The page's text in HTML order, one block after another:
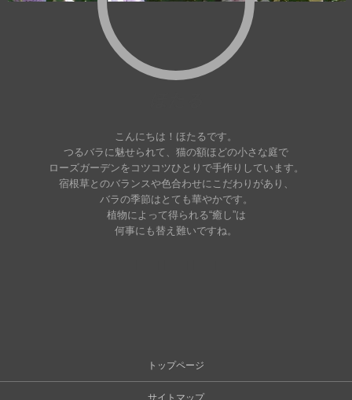
こんにちは！ほたるです。
つるバラに魅せられて、猫の額ほどの小さな庭で
ローズガーデンをコツコツひとりで手作りしています。
宿根草とのバランスや色合わせにこだわりがあり、
バラの季節はとても華やかです。
植物によって得られる“癒し”は
何事にも替え難いですね。
トップページ